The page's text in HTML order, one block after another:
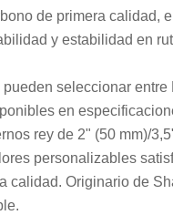
de primera calidad,
y estabilidad en
seleccionar
en
rey de 2" (50 mm)/
personalizables
Originario de